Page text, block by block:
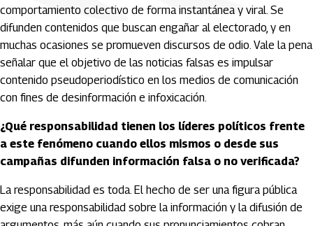
comportamiento colectivo de forma instantánea y viral. Se
difunden contenidos que buscan engañar al electorado, y en
muchas ocasiones se promueven discursos de odio. Vale la pena
señalar que el objetivo de las noticias falsas es impulsar
contenido pseudoperiodístico en los medios de comunicación
con fines de desinformación e infoxicación.
¿Qué responsabilidad tienen los líderes políticos frente
a este fenómeno cuando ellos mismos o desde sus
campañas difunden información falsa o no verificada?
La responsabilidad es toda. El hecho de ser una figura pública
exige una responsabilidad sobre la información y la difusión de